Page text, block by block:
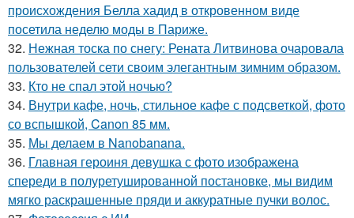
происхождения Белла хадид в откровенном виде
посетила неделю моды в Париже.
32. Нежная тоска по снегу: Рената Литвинова очаровала
пользователей сети своим элегантным зимним образом.
33. Кто не спал этой ночью?
34. Внутри кафе, ночь, стильное кафе с подсветкой, фото
со вспышкой, Canon 85 мм.
35. Мы делаем в Nanobanana.
36. Главная героиня девушка с фото изображена
спереди в полуретушированной постановке, мы видим
мягко раскрашенные пряди и аккуратные пучки волос.